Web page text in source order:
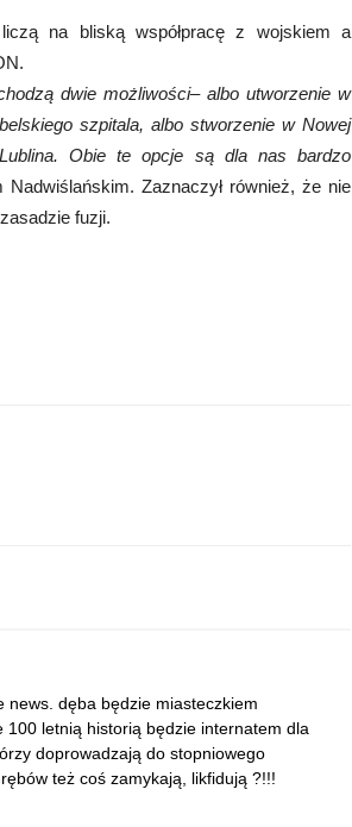
na bliską współpracę z wojskiem a
dwie możliwości– albo utworzenie w
szpitala, albo stworzenie w Nowej
Obie te opcje są dla nas bardzo
Zaznaczył również, że nie
fuzji.
news. dęba będzie miasteczkiem
100 letnią historią będzie internatem dla
doprowadzają do stopniowego
też coś zamykają, likfidują ?!!!